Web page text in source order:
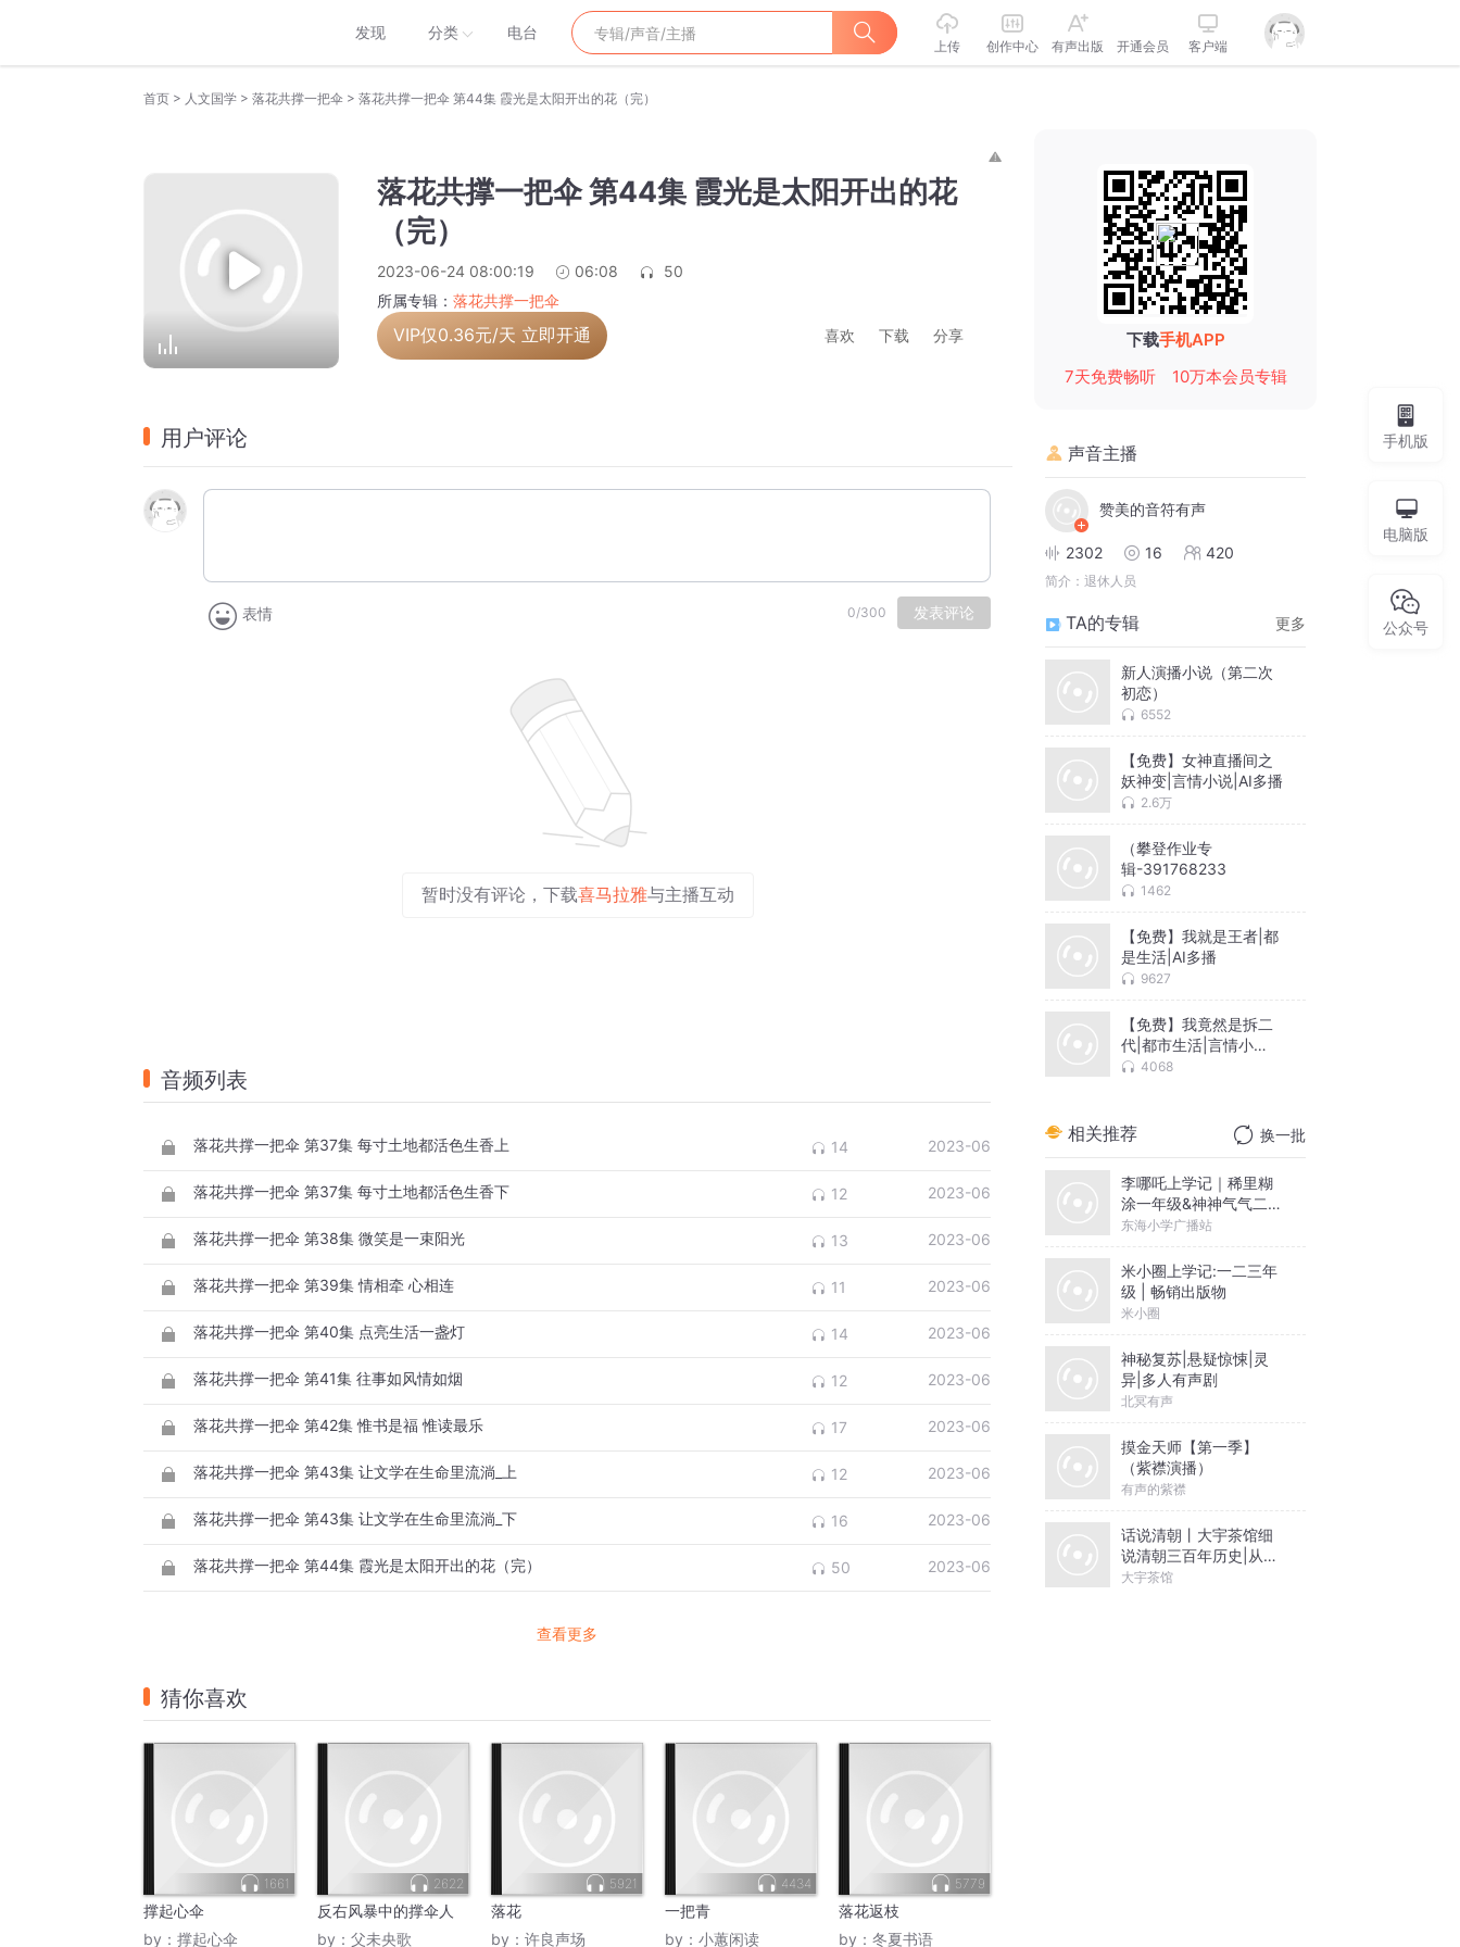
发现 分类 电台
上传 创作中心 有声出版 开通会员 客户端
首页 > 人文国学 > 落花共撑一把伞 > 落花共撑一把伞 第44集 霞光是太阳开出的花（完）
落花共撑一把伞 第44集 霞光是太阳开出的花
（完）
2023-06-24 08:00:19 06:08
50
所属专辑： 落花共撑一把伞
VIP仅0.36元/天 立即开通 喜欢 下载 分享
用户评论
表情 0/300 发表评论
暂时没有评论，下载喜马拉雅与主播互动
音频列表
落花共撑一把伞 第37集 每寸土地都活色生香上 14 2023-06
落花共撑一把伞 第37集 每寸土地都活色生香下 12 2023-06
落花共撑一把伞 第38集 微笑是一束阳光 13 2023-06
落花共撑一把伞 第39集 情相牵 心相连 11 2023-06
落花共撑一把伞 第40集 点亮生活一盏灯 14 2023-06
落花共撑一把伞 第41集 往事如风情如烟 12 2023-06
落花共撑一把伞 第42集 惟书是福 惟读最乐 17 2023-06
落花共撑一把伞 第43集 让文学在生命里流淌_上 12 2023-06
落花共撑一把伞 第43集 让文学在生命里流淌_下 16 2023-06
落花共撑一把伞 第44集 霞光是太阳开出的花（完） 50 2023-06
查看更多
猜你喜欢
1661
撑起心伞
by： 撑起心伞
2622
反右风暴中的撑伞人
by： 父未央歌
5921
落花
by： 许良声场
4434
一把青
by： 小蕙闲读
5779
落花返枝
by： 冬夏书语
下载手机APP
7天免费畅听
10万本会员专辑
声音主播
赞美的音符有声
2302 16 420
简介： 退休人员
TA的专辑 更多
新人演播小说（第二次
初恋）
6552
【免费】女神直播间之
妖神变|言情小说|AI多播
2.6万
（攀登作业专
辑-391768233
1462
【免费】我就是王者|都
是生活|AI多播
9627
【免费】我竟然是拆二
代|都市生活|言情小
说|AI多播
4068
相关推荐 换一批
李哪吒上学记｜稀里糊
涂一年级&神神气气二年
级
东海小学广播站
米小圈上学记:一二三年
级 | 畅销出版物
米小圈
神秘复苏|悬疑惊悚|灵
异|多人有声剧
北冥有声
摸金天师【第一季】
（紫襟演播）
有声的紫襟
话说清朝丨大宇茶馆细
说清朝三百年历史|从努
尔哈赤到末代皇帝溥仪|
大宇茶馆
手机版
电脑版
公众号